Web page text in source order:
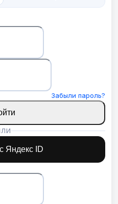
Забыли пароль?
Яндекс ID